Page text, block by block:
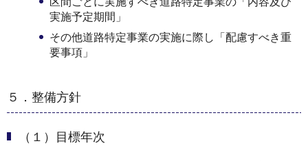
実施予定期間」
その他道路特定事業の実施に際し「配慮すべき重
要事項」
５．整備方針
（１）目標年次